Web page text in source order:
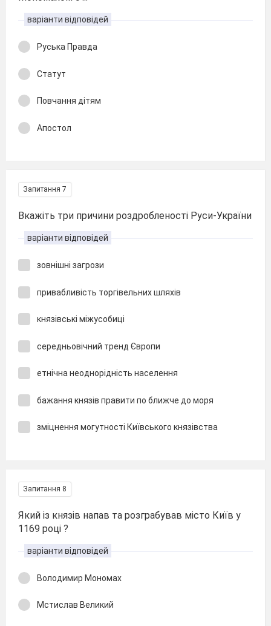
варіанти відповідей
Руська Правда
Статут
Повчання дітям
Апостол
Запитання 7
Вкажіть три причини роздробленості Руси-України
варіанти відповідей
зовнішні загрози
привабливість торгівельних шляхів
князівські міжусобиці
середньовічний тренд Європи
етнічна неоднорідність населення
бажання князів правити по ближче до моря
зміцнення могутності Київського князівства
Запитання 8
Який із князів напав та розграбував місто Київ у
1169 році ?
варіанти відповідей
Володимир Мономах
Мстислав Великий